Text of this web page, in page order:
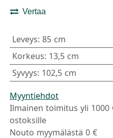
Vertaa
Leveys: 85 cm
Korkeus: 13,5 cm
Syvyys: 102,5 cm
Myyntiehdot
Ilmainen toimitus yli 1000
ostoksille
Nouto myymälästä 0 €